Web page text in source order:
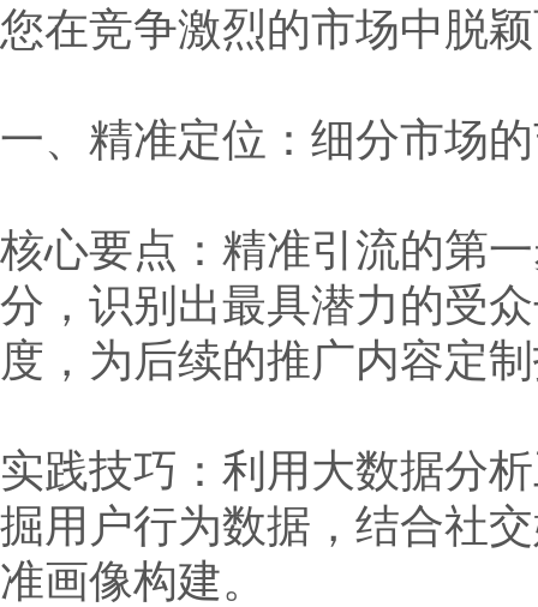
您在竞争激烈的市场中脱
一、精准定位：细分市场
核心要点：精准引流的第
分，识别出最具潜力的受
度，为后续的推广内容定
实践技巧：利用大数据分
掘用户行为数据，结合社
准画像构建。